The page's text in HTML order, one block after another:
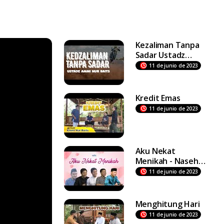
Kezaliman Tanpa
Sadar Ustadz
Ammi Nur Baits
11 de junio de 2023
Kredit Emas
11 de junio de 2023
Aku Nekat
Menikah - Nasehat
Ustadz Ammi Nur
11 de junio de 2023
Menghitung Hari
11 de junio de 2023